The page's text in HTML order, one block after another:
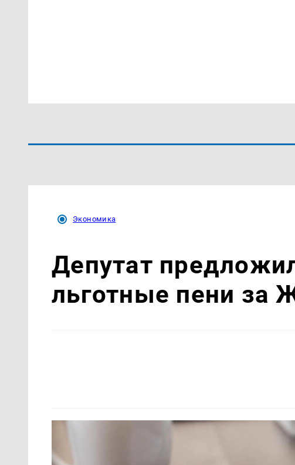
Экономика
Депутат
льготные пени за